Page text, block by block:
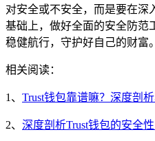
对安全或不安全，而是要在深
基础上，做好全面的安全防范
稳健航行，守护好自己的财富。
相关阅读：
1、 Trust钱包靠谱嘛？深度剖
2、 深度剖析Trust钱包的安全